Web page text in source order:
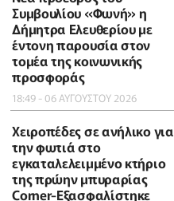
Συμβουλίου «Φωνή» η
Δήμητρα Ελευθερίου με
έντονη παρουσία στον
τομέα της κοινωνικής
προσφοράς
18:49 - 06 ΑΥΓΟΥΣΤΟΥ 2026
Χειροπέδες σε ανήλικο για
την φωτιά στο
εγκαταλελειμμένο κτήριο
της πρώην μπυραρίας
Corner-Εξασφαλίστηκε